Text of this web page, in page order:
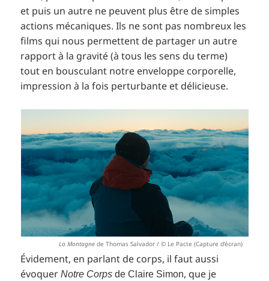
et puis un autre ne peuvent plus être de simples
actions mécaniques. Ils ne sont pas nombreux les
films qui nous permettent de partager un autre
rapport à la gravité (à tous les sens du terme)
tout en bousculant notre enveloppe corporelle,
impression à la fois perturbante et délicieuse.
La Montagne de Thomas Salvador / © Le Pacte (Capture d’écran)
Évidement, en parlant de corps, il faut aussi
évoquerNotre Corps de Claire Simon, que je